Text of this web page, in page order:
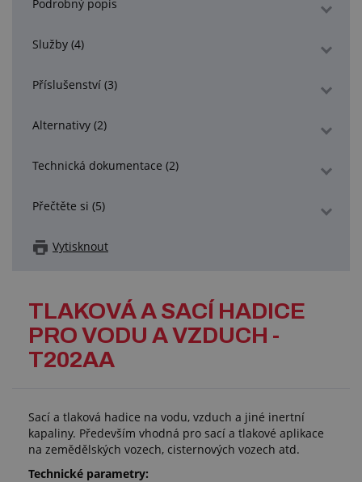
Podrobný popis
Služby (4)
Příslušenství (3)
Alternativy (2)
Technická dokumentace (2)
Přečtěte si (5)
Vytisknout
TLAKOVÁ A SACÍ HADICE
PRO VODU A VZDUCH -
T202AA
Sací a tlaková hadice na vodu, vzduch a jiné inertní
kapaliny. Především vhodná pro sací a tlakové aplikace
na zemědělských vozech, cisternových vozech atd.
Technické parametry: